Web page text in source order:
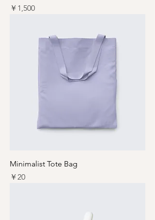
価格
￥1,500
Minimalist Tote Bag
価格
￥20